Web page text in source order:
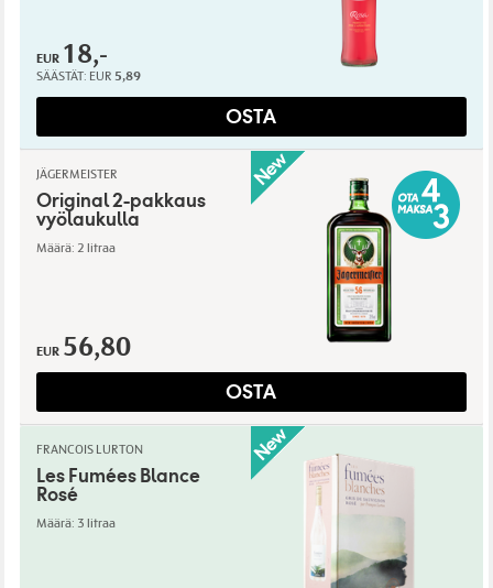
EUR 18,-
SÄÄSTÄT: EUR 5,89
OSTA
JÄGERMEISTER
Original 2-pakkaus
vyölaukulla
Määrä: 2 litraa
EUR 56,80
OSTA
FRANCOIS LURTON
Les Fumées Blance
Rosé
Määrä: 3 litraa